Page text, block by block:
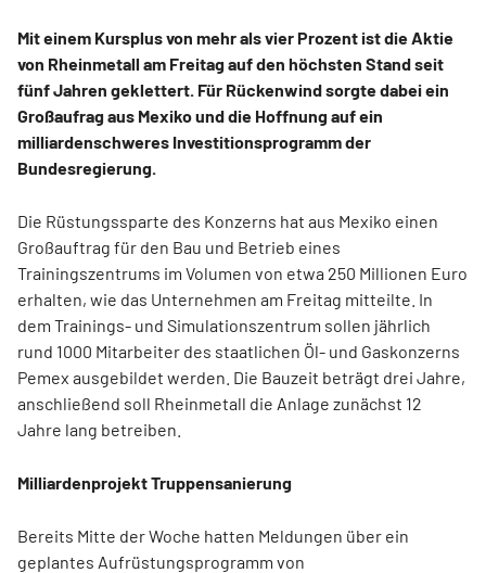
Mit einem Kursplus von mehr als vier Prozent ist die Aktie
von Rheinmetall am Freitag auf den höchsten Stand seit
fünf Jahren geklettert. Für Rückenwind sorgte dabei ein
Großaufrag aus Mexiko und die Hoffnung auf ein
milliardenschweres Investitionsprogramm der
Bundesregierung.
Die Rüstungssparte des Konzerns hat aus Mexiko einen
Großauftrag für den Bau und Betrieb eines
Trainingszentrums im Volumen von etwa 250 Millionen Euro
erhalten, wie das Unternehmen am Freitag mitteilte. In
dem Trainings- und Simulationszentrum sollen jährlich
rund 1000 Mitarbeiter des staatlichen Öl- und Gaskonzerns
Pemex ausgebildet werden. Die Bauzeit beträgt drei Jahre,
anschließend soll Rheinmetall die Anlage zunächst 12
Jahre lang betreiben.
Milliardenprojekt Truppensanierung
Bereits Mitte der Woche hatten Meldungen über ein
geplantes Aufrüstungsprogramm von